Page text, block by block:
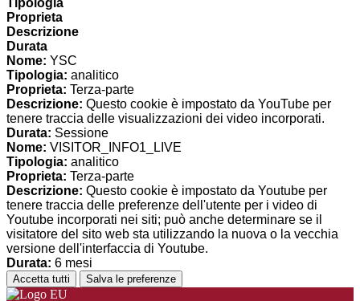
Tipologia
Proprieta
Descrizione
Durata
Nome: YSC
Tipologia: analitico
Proprieta: Terza-parte
Descrizione: Questo cookie è impostato da YouTube per
tenere traccia delle visualizzazioni dei video incorporati.
Durata: Sessione
Nome: VISITOR_INFO1_LIVE
Tipologia: analitico
Proprieta: Terza-parte
Descrizione: Questo cookie è impostato da Youtube per
tenere traccia delle preferenze dell'utente per i video di
Youtube incorporati nei siti; può anche determinare se il
visitatore del sito web sta utilizzando la nuova o la vecchia
versione dell'interfaccia di Youtube.
Durata: 6 mesi
Accetta tutti Salva le preferenze